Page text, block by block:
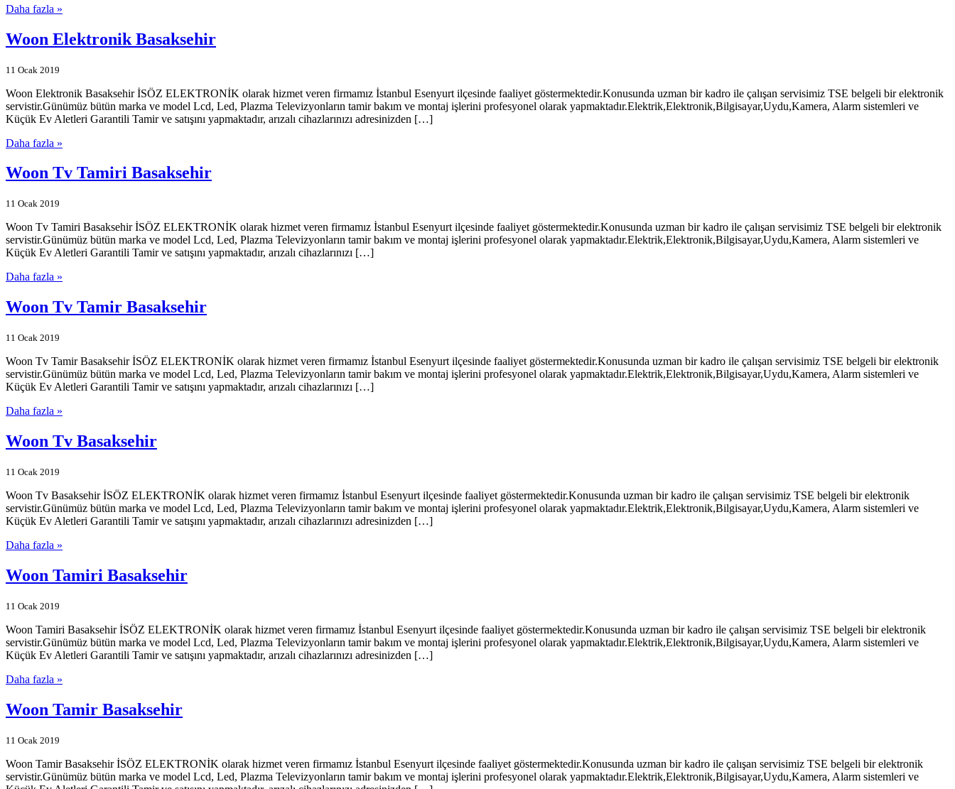
Daha fazla »
Woon Elektronik Basaksehir
11 Ocak 2019
Woon Elektronik Basaksehir İSÖZ ELEKTRONİK olarak hizmet veren firmamız İstanbul Esenyurt ilçesinde faaliyet göstermektedir.Konusunda uzman bir kadro ile çalışan servisimiz TSE belgeli bir elektronik
servistir.Günümüz bütün marka ve model Lcd, Led, Plazma Televizyonların tamir bakım ve montaj işlerini profesyonel olarak yapmaktadır.Elektrik,Elektronik,Bilgisayar,Uydu,Kamera, Alarm sistemleri ve
Küçük Ev Aletleri Garantili Tamir ve satışını yapmaktadır, arızalı cihazlarınızı adresinizden […]
Daha fazla »
Woon Tv Tamiri Basaksehir
11 Ocak 2019
Woon Tv Tamiri Basaksehir İSÖZ ELEKTRONİK olarak hizmet veren firmamız İstanbul Esenyurt ilçesinde faaliyet göstermektedir.Konusunda uzman bir kadro ile çalışan servisimiz TSE belgeli bir elektronik
servistir.Günümüz bütün marka ve model Lcd, Led, Plazma Televizyonların tamir bakım ve montaj işlerini profesyonel olarak yapmaktadır.Elektrik,Elektronik,Bilgisayar,Uydu,Kamera, Alarm sistemleri ve
Küçük Ev Aletleri Garantili Tamir ve satışını yapmaktadır, arızalı cihazlarınızı […]
Daha fazla »
Woon Tv Tamir Basaksehir
11 Ocak 2019
Woon Tv Tamir Basaksehir İSÖZ ELEKTRONİK olarak hizmet veren firmamız İstanbul Esenyurt ilçesinde faaliyet göstermektedir.Konusunda uzman bir kadro ile çalışan servisimiz TSE belgeli bir elektronik
servistir.Günümüz bütün marka ve model Lcd, Led, Plazma Televizyonların tamir bakım ve montaj işlerini profesyonel olarak yapmaktadır.Elektrik,Elektronik,Bilgisayar,Uydu,Kamera, Alarm sistemleri ve
Küçük Ev Aletleri Garantili Tamir ve satışını yapmaktadır, arızalı cihazlarınızı […]
Daha fazla »
Woon Tv Basaksehir
11 Ocak 2019
Woon Tv Basaksehir İSÖZ ELEKTRONİK olarak hizmet veren firmamız İstanbul Esenyurt ilçesinde faaliyet göstermektedir.Konusunda uzman bir kadro ile çalışan servisimiz TSE belgeli bir elektronik
servistir.Günümüz bütün marka ve model Lcd, Led, Plazma Televizyonların tamir bakım ve montaj işlerini profesyonel olarak yapmaktadır.Elektrik,Elektronik,Bilgisayar,Uydu,Kamera, Alarm sistemleri ve
Küçük Ev Aletleri Garantili Tamir ve satışını yapmaktadır, arızalı cihazlarınızı adresinizden […]
Daha fazla »
Woon Tamiri Basaksehir
11 Ocak 2019
Woon Tamiri Basaksehir İSÖZ ELEKTRONİK olarak hizmet veren firmamız İstanbul Esenyurt ilçesinde faaliyet göstermektedir.Konusunda uzman bir kadro ile çalışan servisimiz TSE belgeli bir elektronik
servistir.Günümüz bütün marka ve model Lcd, Led, Plazma Televizyonların tamir bakım ve montaj işlerini profesyonel olarak yapmaktadır.Elektrik,Elektronik,Bilgisayar,Uydu,Kamera, Alarm sistemleri ve
Küçük Ev Aletleri Garantili Tamir ve satışını yapmaktadır, arızalı cihazlarınızı adresinizden […]
Daha fazla »
Woon Tamir Basaksehir
11 Ocak 2019
Woon Tamir Basaksehir İSÖZ ELEKTRONİK olarak hizmet veren firmamız İstanbul Esenyurt ilçesinde faaliyet göstermektedir.Konusunda uzman bir kadro ile çalışan servisimiz TSE belgeli bir elektronik
servistir.Günümüz bütün marka ve model Lcd, Led, Plazma Televizyonların tamir bakım ve montaj işlerini profesyonel olarak yapmaktadır.Elektrik,Elektronik,Bilgisayar,Uydu,Kamera, Alarm sistemleri ve